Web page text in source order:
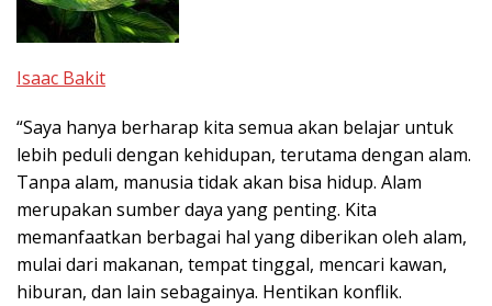
Isaac Bakit
“Saya hanya berharap kita semua akan belajar untuk
lebih peduli dengan kehidupan, terutama dengan alam.
Tanpa alam, manusia tidak akan bisa hidup. Alam
merupakan sumber daya yang penting. Kita
memanfaatkan berbagai hal yang diberikan oleh alam,
mulai dari makanan, tempat tinggal, mencari kawan,
hiburan, dan lain sebagainya. Hentikan konflik.